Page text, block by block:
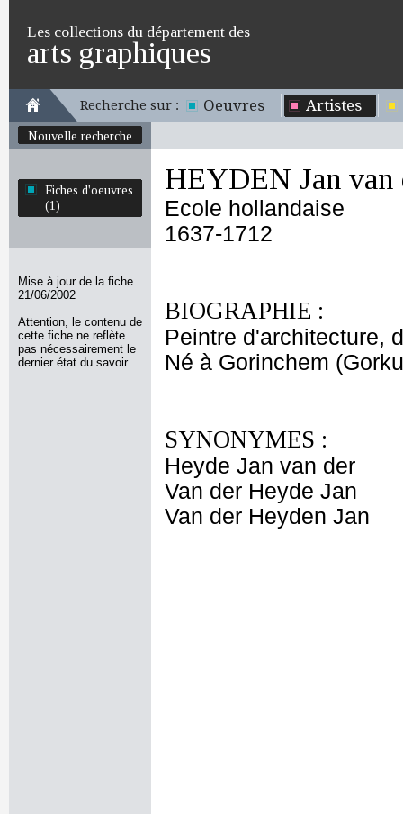
Les collections du département des
arts graphiques
Recherche sur : Oeuvres Artistes
Nouvelle recherche
Fiches d'oeuvres
(1)
Mise à jour de la fiche
21/06/2002
Attention, le contenu de
cette fiche ne reflète
pas nécessairement le
dernier état du savoir.
HEYDEN Jan van
Ecole hollandaise
1637-1712
BIOGRAPHIE :
Peintre d'architecture,
Né à Gorinchem
SYNONYMES :
Heyde Jan van der
Van der Heyde Jan
Van der Heyden Jan